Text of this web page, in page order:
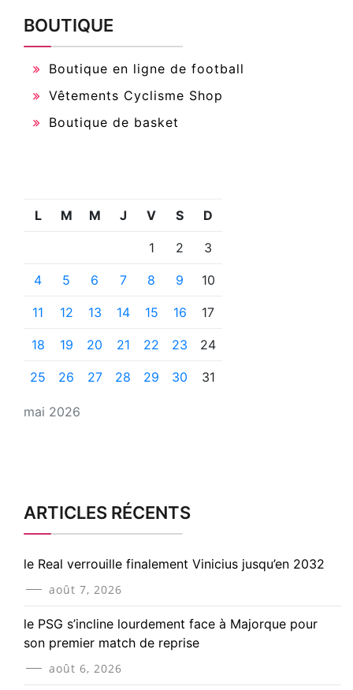
BOUTIQUE
Boutique en ligne de football
Vêtements Cyclisme Shop
Boutique de basket
mai 2026
L M M J V S D
1 2 3
4 5 6 7 8 9 10
11 12 13 14 15 16 17
18 19 20 21 22 23 24
25 26 27 28 29 30 31
ARTICLES RÉCENTS
le Real verrouille finalement Vinicius jusqu’en 2032
août 7, 2026
le PSG s’incline lourdement face à Majorque pour
son premier match de reprise
août 6, 2026